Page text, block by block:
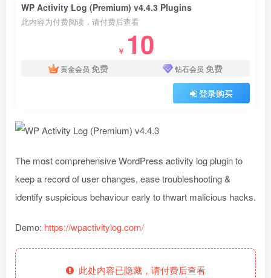
WP Activity Log (Premium) v4.4.3 Plugins
此内容为付费阅读，请付费后查看
￥ 10
黄金会员 免费 钻石会员 免费
登录购买
The most comprehensive WordPress activity log plugin to
keep a record of user changes, ease troubleshooting &
identify suspicious behaviour early to thwart malicious hacks.
Demo: https://wpactivitylog.com/
此处内容已隐藏，请付费后查看